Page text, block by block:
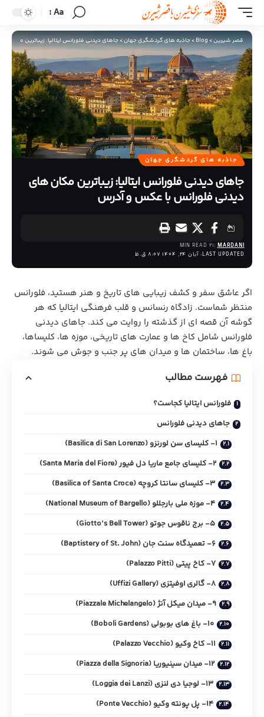
Aa
قصر شیرین>
Blog
>جاذبه های گردشگری جهان>جاهای دیدنی فلورانس ایتالیا: زیباترین
جاذبه های گردشگری جهان
جاهای دیدنی فلورانس ایتالیا: زیباترین مکان‌ های
دیدنی فلورانس با عکس و آدرس
LAST UPDATED: آبان 24, 1404 8:07 ق.ظ
MARDANI
21 MIN READ
اگر عاشق سفر و کشف زیبایی های تاریخ و هنر هستید، فلورانس
منتظر شماست. زادگاه رنسانس و قلب فرهنگی ایتالیا که هر
گوشه آن قصه ای از گذشته را روایت می کند. جاهای دیدنی
فلورانس شامل کاخ ها و عمارت های تاریخی، موزه ها، کلیساها،
باغ ها، ساختمان ها و میدان های پر جنب و جوش می شوند.
فهرست مطالب
فلورانس ایتالیا کجاست؟
جاهای دیدنی فلورانس
1- کلیسای سن لورنزو (Basilica di San Lorenzo)
2- کلیسای جامع ماریا دل فیور (Santa Maria del Fiore)
3- کلیسای سانتا کروچه (Basilica of Santa Croce)
4- موزه ملی بارجللو (National Museum of Bargello)
5- برج ناقوس جوتو (Giotto’s Bell Tower)
6- تعمیدگاه سنت جان (Baptistery of St. John)
7- کاخ پیتی (Palazzo Pitti)
8- گالری اوفیتزی (Uffizi Gallery)
9- میدان میکل آنژ (Piazzale Michelangelo)
10- باغ‌ های بوبولی (Boboli Gardens)
11- کاخ وکیو (Palazzo Vecchio)
12- میدان سینیوریا (Piazza della Signoria)
13- لوجیا دی لنزی (Loggia dei Lanzi)
14- پل پونته وکیو (Ponte Vecchio)